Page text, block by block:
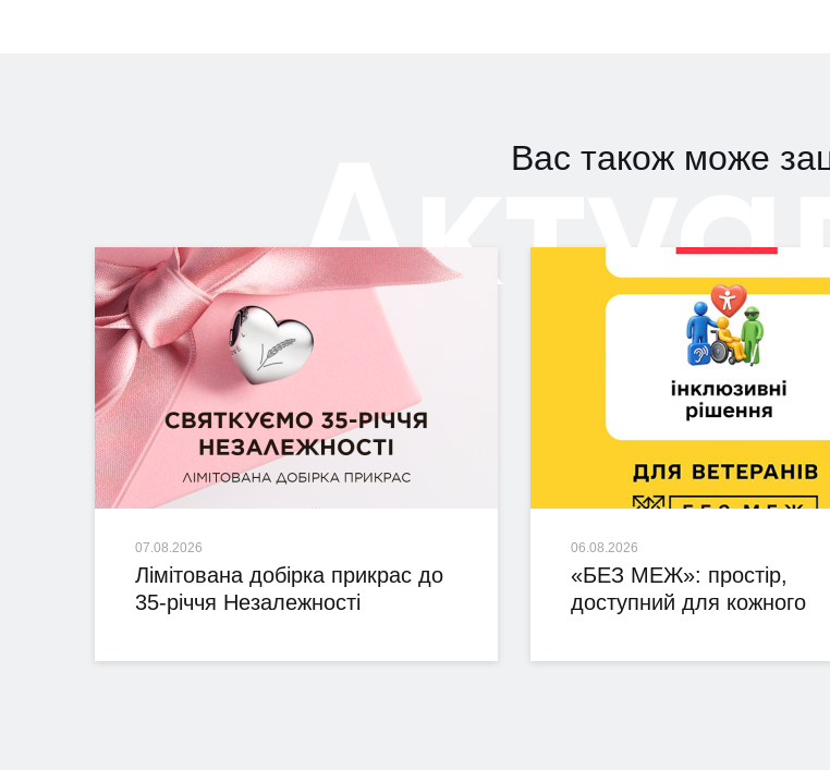
Вас також може
07.08.2026
Лімітована добірка прикрас до
35-річчя Незалежності
06.08.2026
«БЕЗ МЕЖ»: простір,
доступний для кожного